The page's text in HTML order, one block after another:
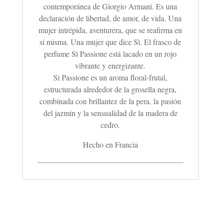
contemporánea de Giorgio Armani. Es una
declaración de libertad, de amor, de vida.Una
mujer intrépida, aventurera, que se reafirma en
sí misma. Una mujer que dice Sì. El frasco de
perfume Sì Passione está lacado en un rojo
vibrante y energizante.
Si Passione es un aroma floral-frutal,
estructurada alrededor de la grosella negra,
combinada con brillantez de la pera, la pasión
del jazmín y la sensualidad de la madera de
cedro.
Hecho en Francia